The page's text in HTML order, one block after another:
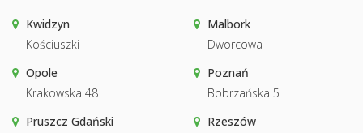
Kwidzyn
Kościuszki
Malbork
Dworcowa
Opole
Krakowska 48
Poznań
Bobrzańska 5
Pruszcz Gdański
Rzeszów